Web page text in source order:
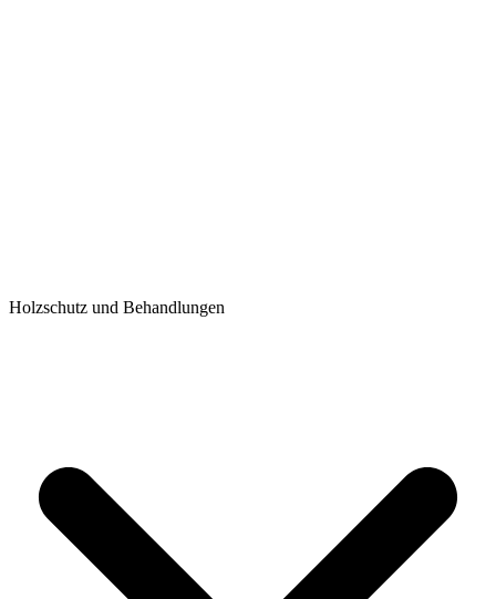
Holzschutz und Behandlungen